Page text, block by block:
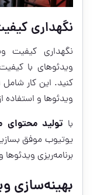
نگهداری
نگهداری کیفیت
ویدئوهای با
کنید. این کار
ویدئوها و
با تولید محتوای
یوتیوب موفق
برنامه‌ریزی
بهینه‌سازی